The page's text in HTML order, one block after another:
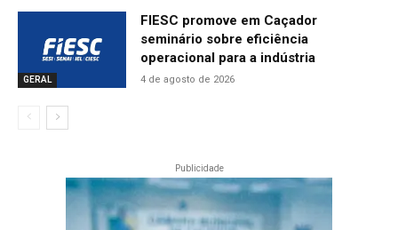
GERAL
FIESC promove em Caçador
seminário sobre eficiência
operacional para a indústria
4 de agosto de 2026
Publicidade